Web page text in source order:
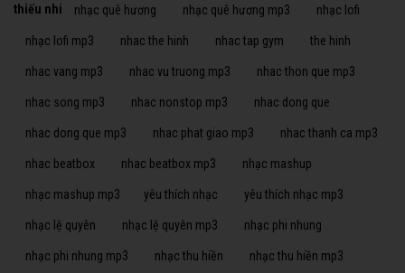
thiếu nhi
nhạc quê hương nhạc quê hương mp3 nhạc lofi
nhạc lofi mp3 nhac the hinh nhac tap gym the hinh
nhac vang mp3 nhac vu truong mp3 nhac thon que mp3
nhac song mp3 nhac nonstop mp3 nhac dong que
nhac dong que mp3 nhac phat giao mp3 nhac thanh ca mp3
nhac beatbox nhac beatbox mp3 nhạc mashup
nhạc mashup mp3 yêu thích nhạc yêu thích nhạc mp3
nhạc lệ quyên nhạc lệ quyên mp3 nhạc phi nhung
nhạc phi nhung mp3 nhạc thu hiền nhạc thu hiền mp3